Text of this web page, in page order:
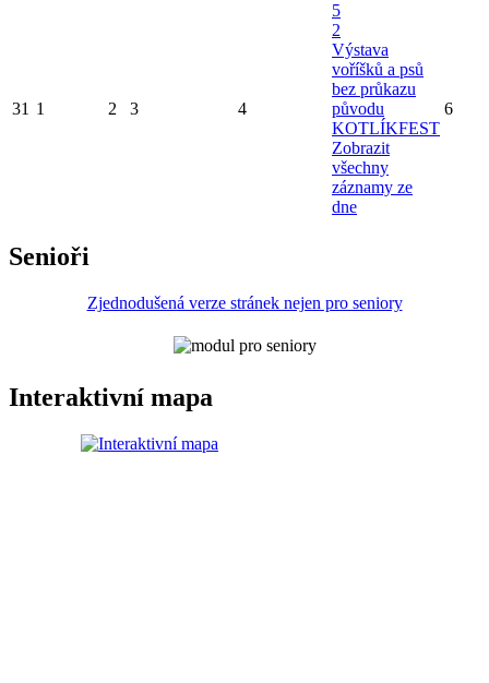
31 1 2 3 4
5
2
Výstava
voříšků a psů
bez průkazu
původu
KOTLÍKFEST
Zobrazit
všechny
záznamy ze
dne
6
Senioři
Zjednodušená verze stránek nejen pro seniory
Interaktivní mapa